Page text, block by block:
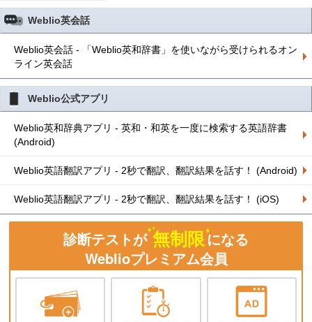
Weblio英会話
Weblio英会話 - 「Weblio英和辞書」を使いながら受けられるオン
ライン英会話
Weblio公式アプリ
Weblio英和辞典アプリ - 英和・和英を一度に検索する英語辞書
(Android)
Weblio英語翻訳アプリ - 2秒で翻訳、翻訳結果を話す！ (Android)
Weblio英語翻訳アプリ - 2秒で翻訳、翻訳結果を話す！ (iOS)
診断テストが 無制限になる
Weblioプレミアム会員